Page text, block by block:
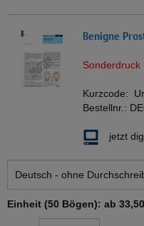
Benigne
Kurzcode:
Bestellnr.:
jetzt
Einheit (50 Bögen): ab